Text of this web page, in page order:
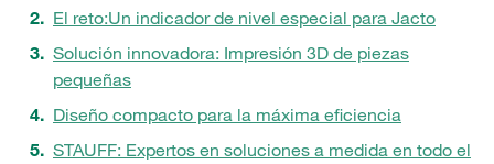
El reto:Un indicador de nivel especial para Jacto
Solución innovadora: Impresión 3D de piezas
pequeñas
Diseño compacto para la máxima eficiencia
STAUFF: Expertos en soluciones a medida en todo el